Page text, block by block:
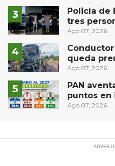
Policía de
tres
narcóticos
Ago 07, 2026
queda
Ago 07, 2026
PAN
puntos en
Ago 07, 2026